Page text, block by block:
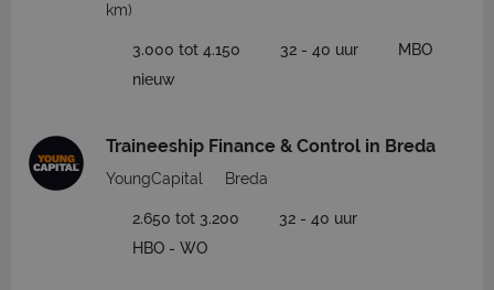
km)
3.000 tot 4.150 32 - 40 uur
MBO
nieuw
Traineeship Finance & Control in Breda
YoungCapital Breda
2.650 tot 3.200
32 - 40 uur
HBO - WO